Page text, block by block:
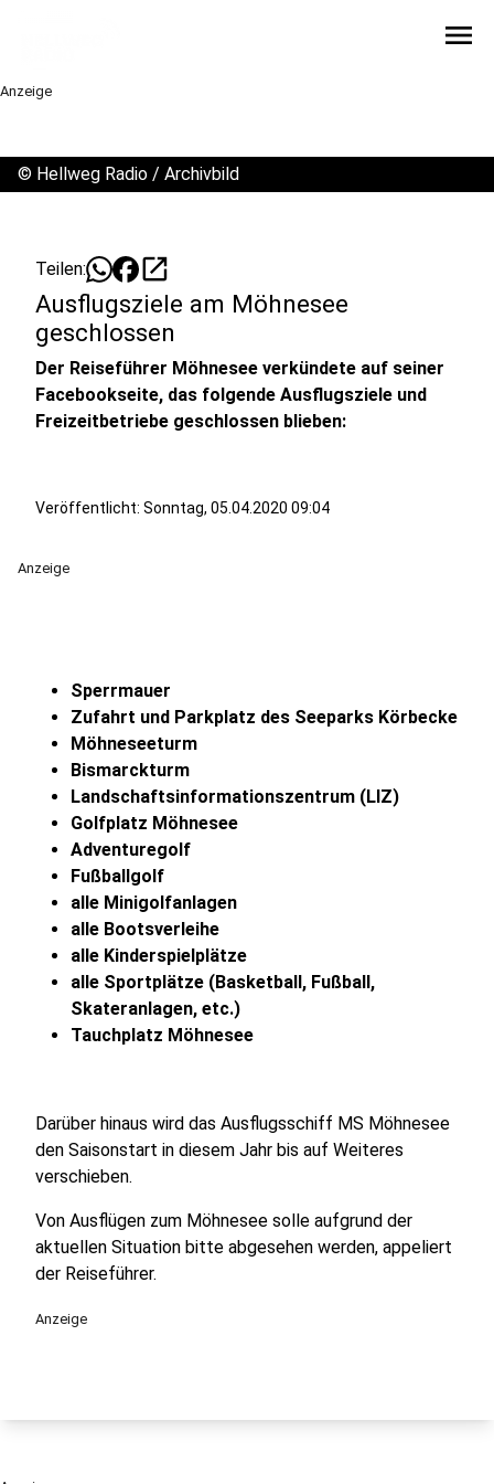
menu
Anzeige
© Hellweg Radio / Archivbild
Teilen: open_in_new
Ausflugsziele am Möhnesee
geschlossen
Der Reiseführer Möhnesee verkündete auf seiner
Facebookseite, das folgende Ausflugsziele und
Freizeitbetriebe geschlossen blieben:
Veröffentlicht: Sonntag, 05.04.2020 09:04
Anzeige
Sperrmauer
Zufahrt und Parkplatz des Seeparks Körbecke
Möhneseeturm
Bismarckturm
Landschaftsinformationszentrum (LIZ)
Golfplatz Möhnesee
Adventuregolf
Fußballgolf
alle Minigolfanlagen
alle Bootsverleihe
alle Kinderspielplätze
alle Sportplätze (Basketball, Fußball,
Skateranlagen, etc.)
Tauchplatz Möhnesee
Darüber hinaus wird das Ausflugsschiff MS Möhnesee
den Saisonstart in diesem Jahr bis auf Weiteres
verschieben.
Von Ausflügen zum Möhnesee solle aufgrund der
aktuellen Situation bitte abgesehen werden, appeliert
der Reiseführer.
Anzeige